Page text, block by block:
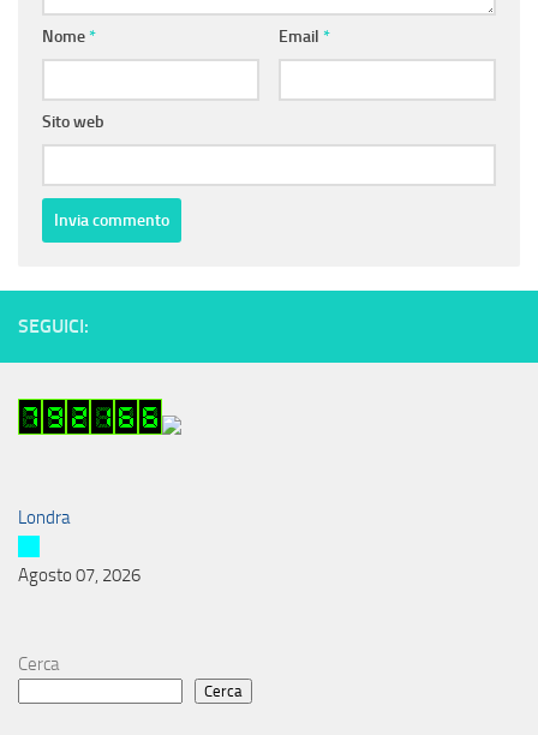
Nome* Email *
Sito web
SEGUICI:
Londra
Agosto 07, 2026
Cerca
Cerca